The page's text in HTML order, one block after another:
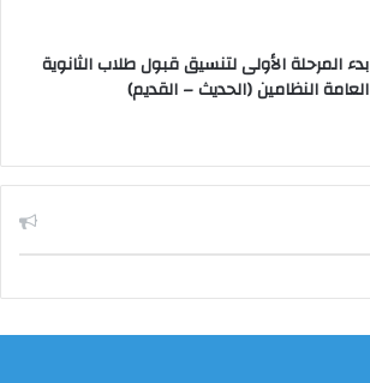
بدء المرحلة الأولى لتنسيق قبول طلاب الثانوية
العامة النظامين (الحديث – القديم)